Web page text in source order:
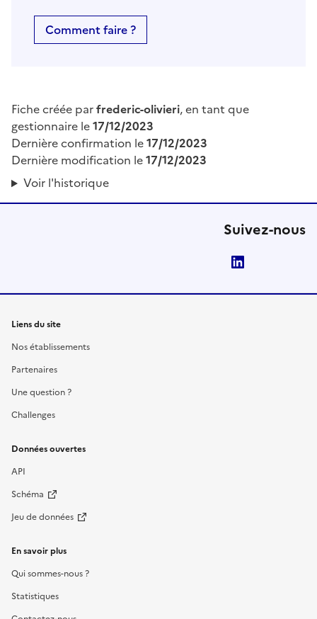
Comment faire ?
Fiche créée parfrederic-olivieri, en tant que
gestionnaire le17/12/2023
Dernière confirmation le17/12/2023
Dernière modification le17/12/2023
Voir l'historique
Suivez-nous
Liens du site
Nos établissements
Partenaires
Une question ?
Challenges
Données ouvertes
API
Schéma
Jeu de données
En savoir plus
Qui sommes-nous ?
Statistiques